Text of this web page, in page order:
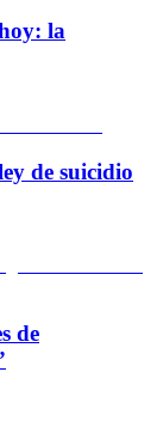
la
de suicidio
de